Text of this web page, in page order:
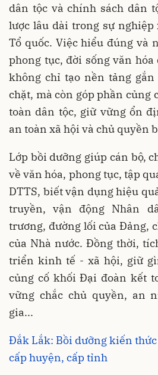
dân tộc và chính sách dân
lược lâu dài trong sự nghiệp
Tổ quốc. Việc hiểu đúng và
phong tục, đời sống văn hóa
không chỉ tạo nền tảng
chặt, mà còn góp phần củng
toàn dân tộc, giữ vững ổn
an toàn xã hội và chủ quyền
Lớp bồi dưỡng giúp cán bộ,
về văn hóa, phong tục, tập
DTTS, biết vận dụng hiệu
truyền, vận động Nhân
trương, đường lối của Đảng,
của Nhà nước. Đồng thời,
triển kinh tế - xã hội, giữ
củng cố khối Đại đoàn kết
vững chắc chủ quyền, an
gia...
Đắk Lắk: Bồi dưỡng kiến
cấp huyện, cấp tỉnh